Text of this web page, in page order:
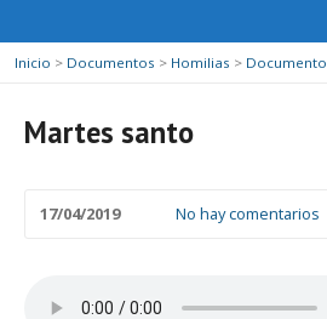
Inicio > Documentos > Homilias > Documento
Martes santo
17/04/2019 No hay comentarios